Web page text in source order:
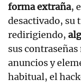
forma extraña,
desactivado, su
redirigiendo,
sus
anuncios y
habitual, el